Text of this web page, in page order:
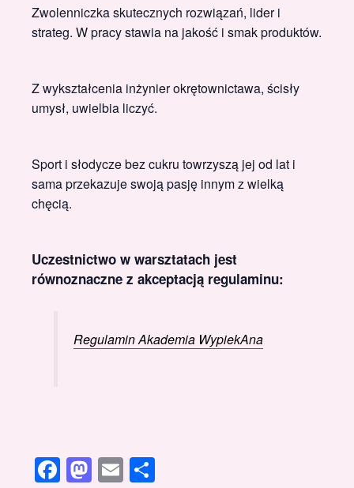
Zwolenniczka skutecznych rozwiązań, lider i
strateg. W pracy stawia na jakość i smak produktów.
Z wykształcenia inżynier okrętownictawa, ścisły
umysł, uwielbia liczyć.
Sport i słodycze bez cukru towrzyszą jej od lat i
sama przekazuje swoją pasję innym z wielką
chęcią.
Uczestnictwo w warsztatach jest
równoznaczne z akceptacją regulaminu:
Regulamin Akademia WypiekAna
Facebook
Mastodon
Email